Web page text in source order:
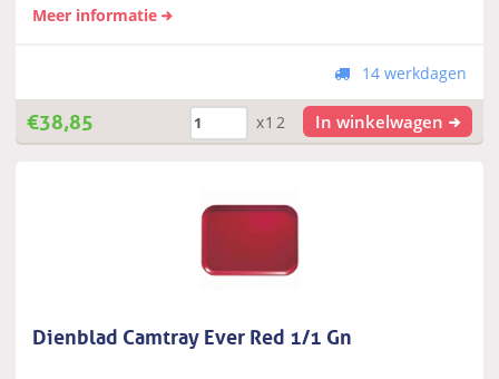
Meer informatie
14 werkdagen
€38,85 x12 In winkelwagen
Dienblad Camtray Ever Red 1/1 Gn